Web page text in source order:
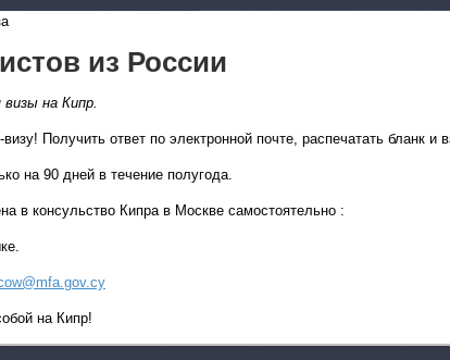
Детские лагеря в Туапсе
из России
на Кипр.
Получить ответ по электронной почте, распечатать бланк и
на 90 дней в течение полугода.
в консульство Кипра в Москве самостоятельно :
на Кипр!